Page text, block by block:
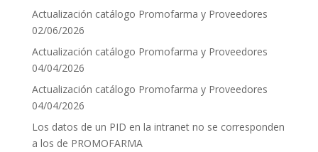
Actualización catálogo Promofarma y Proveedores
02/06/2026
Actualización catálogo Promofarma y Proveedores
04/04/2026
Actualización catálogo Promofarma y Proveedores
04/04/2026
Los datos de un PID en la intranet no se corresponden
a los de PROMOFARMA